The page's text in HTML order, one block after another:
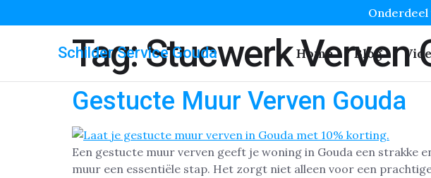
Onderdeel
Schilder Service Gouda Home Blog
Tag:Stucwerk Verven
Gestucte Muur Verven Gouda
Een gestucte muur verven geeft je woning in Gouda een
muur een essentiële stap. Het zorgt niet alleen voor een